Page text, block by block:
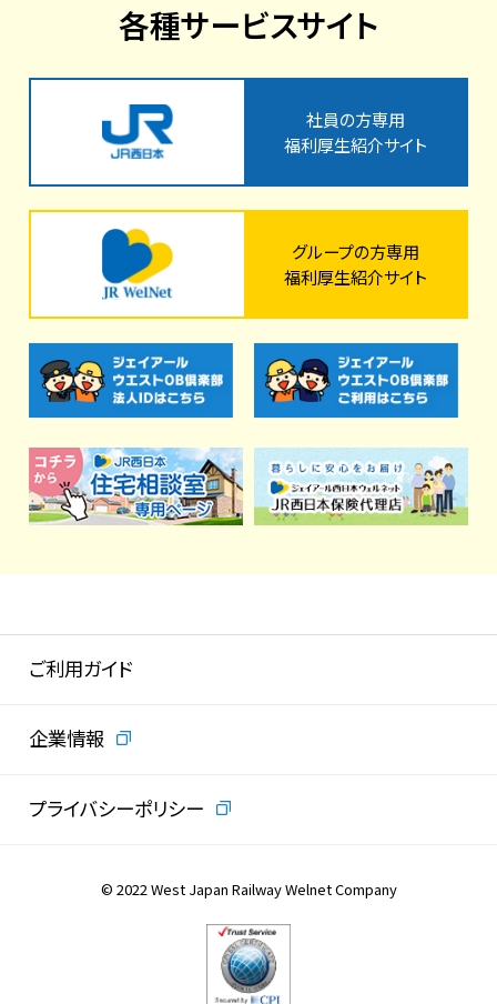
各種サービスサイト
社員の方専用
福利厚生紹介サイト
グループの方専用
福利厚生紹介サイト
ご利用ガイド
企業情報
プライバシーポリシー
© 2022 West Japan Railway Welnet Company